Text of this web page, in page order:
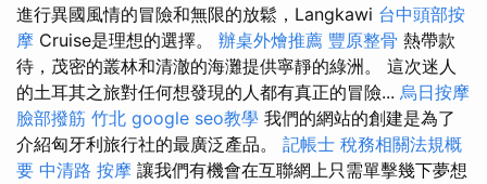
進行異國風情的冒險和無限的放鬆，Langkawi 台中頭部按
摩 Cruise是理想的選擇。 辦桌外燴推薦 豐原整骨 熱帶款
待，茂密的叢林和清澈的海灘提供寧靜的綠洲。 這次迷人
的土耳其之旅對任何想發現的人都有真正的冒險... 烏日按摩
臉部撥筋 竹北 google seo教學 我們的網站的創建是為了
介紹匈牙利旅行社的最廣泛產品。 記帳士 稅務相關法規概
要 中清路 按摩 讓我們有機會在互聯網上只需單擊幾下夢想